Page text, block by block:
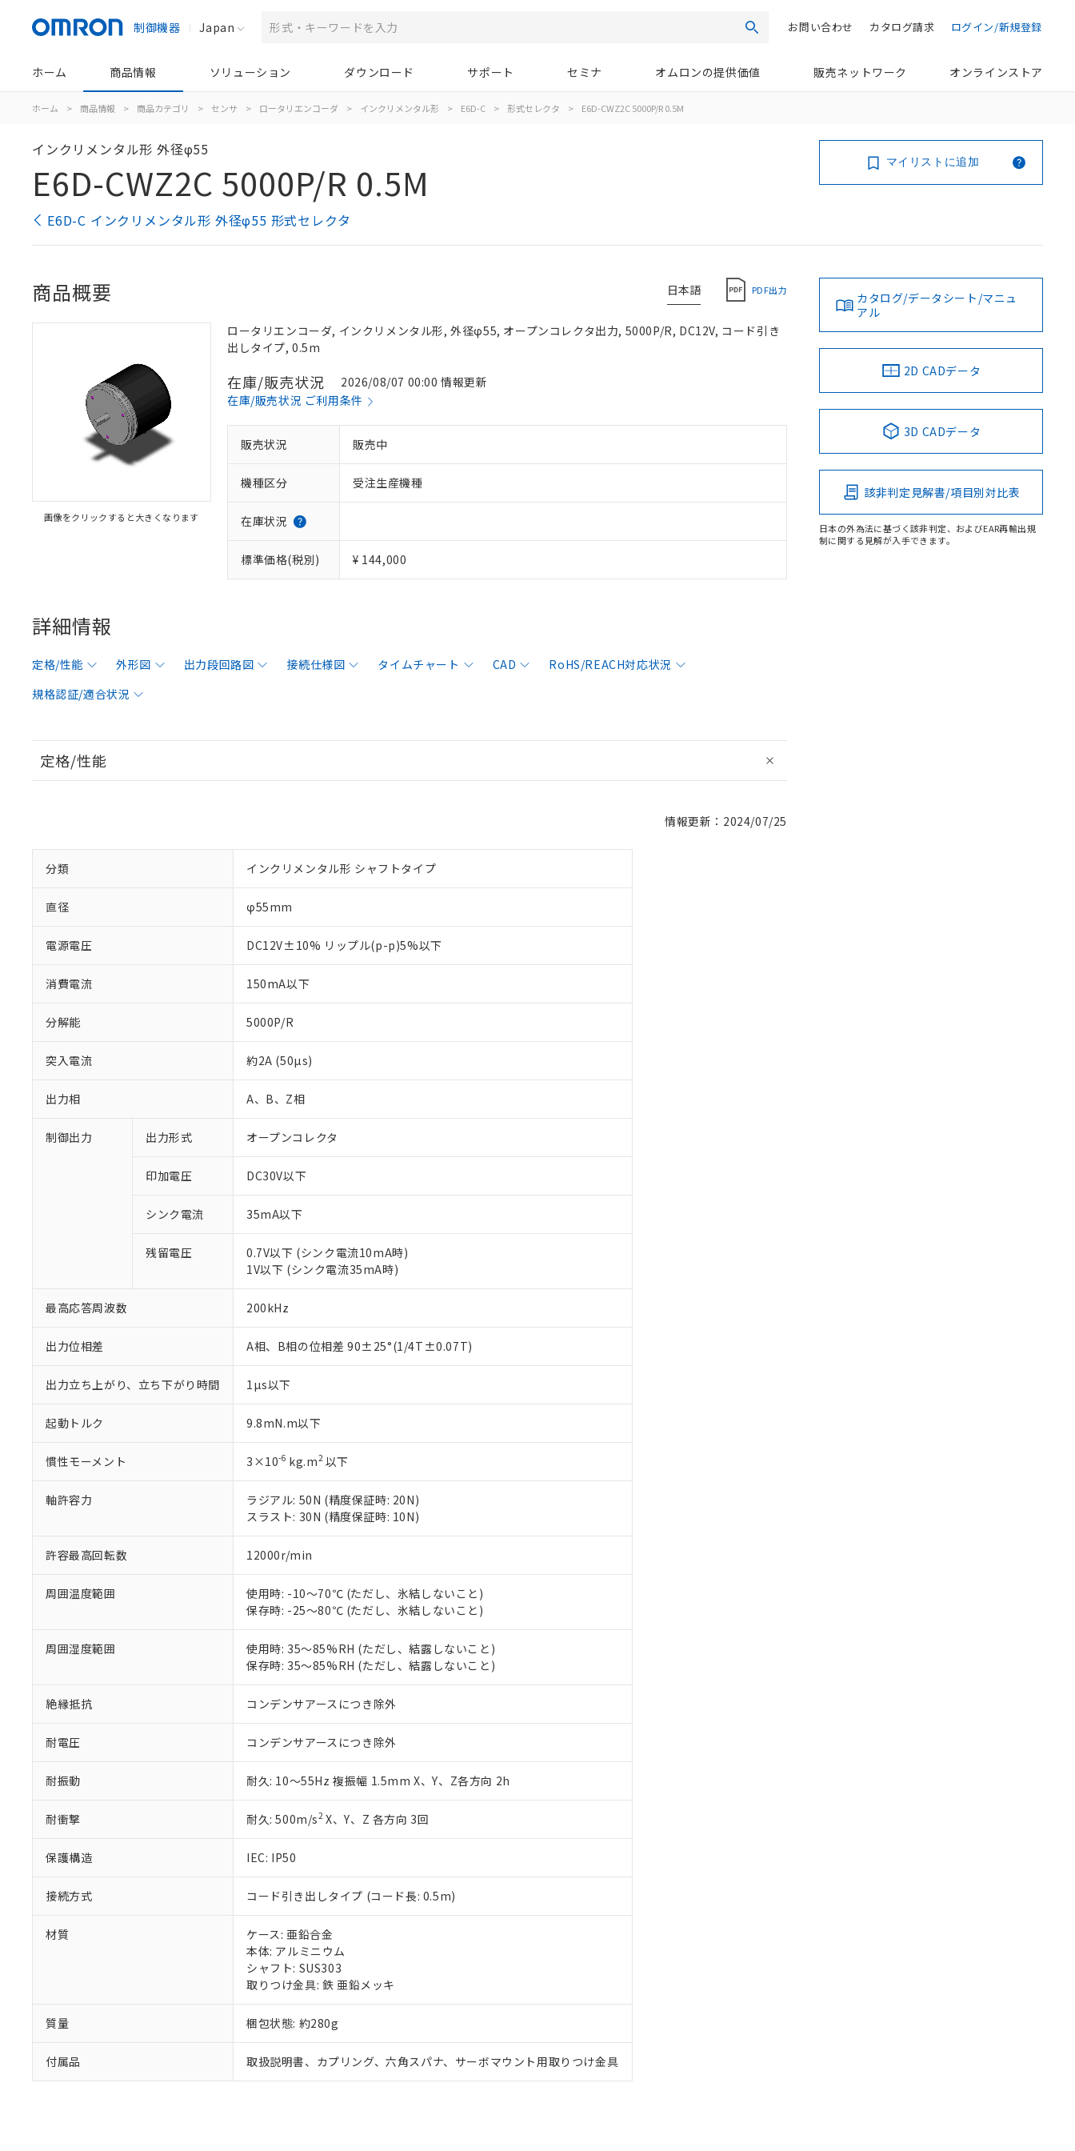
制御機器 Japan 検索 ログイン/新規登録
カタログ請求
お問い合わせ
ホーム 商品情報 ソリューション ダウンロード サポート セミナ オムロンの提供価値 販売ネットワーク オンラインストア
ホーム > 商品情報 > 商品カテゴリ > センサ > ロータリエンコーダ > インクリメンタル形 > E6D-C > 形式セレクタ > E6D-CWZ2C 5000P/R 0.5M
インクリメンタル形 外径φ55
E6D-CWZ2C 5000P/R 0.5M
E6D-C インクリメンタル形 外径φ55 形式セレクタ
マイリストに追加
日本語 PDF出力
商品概要
画像をクリックすると大きくなります
ロータリエンコーダ, インクリメンタル形, 外径φ55, オープンコレクタ出力, 5000P/R, DC12V, コード引き
出しタイプ, 0.5m
在庫/販売状況
2026/08/07 00:00 情報更新
在庫/販売状況 ご利用条件
販売状況 販売中
機種区分 受注生産機種
在庫状況
標準価格(税別) ¥ 144,000
詳細情報
定格/性能 外形図 出力段回路図 接続仕様図 タイムチャート CAD
RoHS/REACH対応状況
規格認証/適合状況
定格/性能
情報更新：2024/07/25
分類 インクリメンタル形 シャフトタイプ
直径 φ55mm
電源電圧 DC12V±10% リップル(p-p)5%以下
消費電流 150mA以下
分解能 5000P/R
突入電流 約2A (50µs)
出力相 A、B、Z相
制御出力 出力形式 オープンコレクタ
印加電圧 DC30V以下
シンク電流 35mA以下
残留電圧
0.7V以下 (シンク電流10mA時)
1V以下 (シンク電流35mA時)
最高応答周波数 200kHz
出力位相差 A相、B相の位相差 90±25°(1/4T±0.07T)
出力立ち上がり、立ち下がり時間 1µs以下
起動トルク 9.8mN.m以下
慣性モーメント 3×10-6 kg.m2以下
軸許容力
ラジアル: 50N (精度保証時: 20N)
スラスト: 30N (精度保証時: 10N)
許容最高回転数 12000r/min
周囲温度範囲
使用時: -10～70℃ (ただし、氷結しないこと)
保存時: -25～80℃ (ただし、氷結しないこと)
周囲湿度範囲
使用時: 35～85%RH (ただし、結露しないこと)
保存時: 35～85%RH (ただし、結露しないこと)
絶縁抵抗 コンデンサアースにつき除外
耐電圧 コンデンサアースにつき除外
耐振動 耐久: 10～55Hz 複振幅 1.5mm X、Y、Z各方向 2h
耐衝撃 耐久: 500m/s2X、Y、Z 各方向 3回
保護構造 IEC: IP50
接続方式 コード引き出しタイプ (コード長: 0.5m)
材質
ケース: 亜鉛合金
本体: アルミニウム
シャフト: SUS303
取りつけ金具: 鉄 亜鉛メッキ
質量 梱包状態: 約280g
付属品 取扱説明書、カプリング、六角スパナ、サーボマウント用取りつけ金具
カタログ/データシート/マニュ
アル
2D CADデータ
3D CADデータ
該非判定見解書/項目別対比表
日本の外為法に基づく該非判定、およびEAR再輸出規
制に関する見解が入手できます。
ご利用条件
以下の条件をお読みいただき、同意のうえご利用ください。
本サービスは、当社制御機器事業取扱商品の当社在庫状況および標準価格(税抜)を提供させていただ
当社制御機器事業取扱商品の中には、本サービスの対象外となる商品もあることをご了承ください。
在庫状況および標準価格照会結果は、記載している更新日時点での社内データに基づき作成されるも
のであり、閲覧された時点での実際の在庫および標準価格とは異なる場合があることをご了承くださ
い。
正式な納期状況および標準価格はお客様のお取引先、またはお客様担当のオムロン制御機器販売店・
当社販売員にご相談ください。
オムロン制御機器販売店や当社販売拠点は「
す。
マイパーツ機能（部品リスト作成サービス）をご利用いただくには、I-Webメンバーズにご登録され
ている必要があります。
お客様が当ウェブサイト上で当社にご登録された部品リストについて、当社および当社の共同利用者
が、当社の製品・サービスに関するお客様との取引・商談に必要な範囲で利用することをご了承くだ
さい。
※当社の共同利用者とは、
※1 対応状況
対応予定：EU RoHS指令（10物質）の非含有に対応した製品に切り替える予定のある商品です。
対応予定なし：EU RoHS指令（10物質）の非含有に非対応の商品で、対応品を出す予定はありません。
調査・確認中：EU RoHS指令（10物質）の非含有の対応状況を調査中または確認中の商品です。
非該当品：ライセンス料など無形物で、有害物質有無と関係のない商品です。
仕入先様の事情により、非含有部品としていたものが、含有品と判明した場合などやむを得ず変更すること
があります。
鉛(Pb) 1000ppm以下、 水銀(Hg) 1000ppm以下、 カドミウム(Cd) 100ppm以下、
六価クロム(Cr(Ⅵ)) 1000ppm以下、ポリ臭化ビフェニル類(PBB) 1000ppm以下、ポリ臭化ジフェニルエーテル類(PBDE) 1000ppm以下、
フタル酸ビス(2-エチルヘキシル) (DEHP)(別名：DOP) 1000ppm以下、フタル酸ブチルベンジル（BBP） 1000ppm以下、フタル酸ジブチ
ル（DBP） 1000ppm以下、フタル酸ジイソブチル (DIBP) 1000ppm以下
但し、RoHS指令で産業用監視および制御機器に対する適用除外項目は除く。
フタル酸エステル類の４物質については閾値を超える意図的な使用がないことを確認しています。
※2 対応予定月
部品在庫の切り替え状況などにより、予定月が前後することがあります。
※3 非含有証明書ダウンロード
下記の非含有証明書をダウンロードすることができます。
EU RoHS指令（10物質）の非含有証明書
51物質の非含有証明書（当社基準）
混在することから備考欄に対応日を記載しておりました。
既に当社にて対応品への在庫切替を完了していることから、特段のことがない限り、2022年1月12日よ
り割愛しております。
※1 中国RoHS○×表
「×」：最大均質材料含有率が中国RoHSの基準値を超えていることを示します。
「－」：未確認です。当社販売部門へお問い合わせください。
*中国RoHS10物質の基準値 (GB/T26572)：
Cr(Ⅵ)(六価クロム) : 1000ppm、 PBBs(ポリ臭化ビフェニル類) : 1000ppm、 PBDEs(ポリ臭化ジフェニルエーテル類) : 1000ppm、
DBP(フタル酸ジブチル) : 1000ppm、 DIBP(フタル酸ジイソブチル) : 1000ppm、 BBP(フタル酸ブチルベンジル) : 1000ppm、
DEHP(フタル酸ビス(2-エチルヘキシル)) : 1000ppm
※2 環境保護使用期限
「ｅ」：有害物質（10物質）のすべてが基準値以下であることを示します。
「10」：通常の使用状況下において有害物質が外部に漏えいし、環境に深刻な影響を及ぼさない年数を意
「－」：未確認です。当社販売部門へお問い合わせください。
う）を輸出または国外への提供する場合は、日本国政府の輸出許可(または役務取引許可)を取得する
などの必要な手続きをとります。
当社は規制貨物を破棄する場合は、完全に破砕するなど、違法に輸出されないよう必要な手段を講じ
ます。
当社は貴社製品を、核兵器、ミサイル、化学兵器、生物兵器またはその他武器並びにこれらの製造装
置等に一切使用いたしません。
当社は、貴社製品を第三者に販売する場合は、上記1、2および3の内容を当該第三者に通知します。
たしません。
合意する
記
説明
○ 一定数以上の在庫あり
△ 一定数には満たないが在庫あり
－
在庫なし(最新の在庫状況については、お客様のお取引先、またはお客様担当のオムロン制御
機器販売店・当社販売員にご確認ください)
空
白
受注生産機種、また在庫状況の情報を公開していない機種